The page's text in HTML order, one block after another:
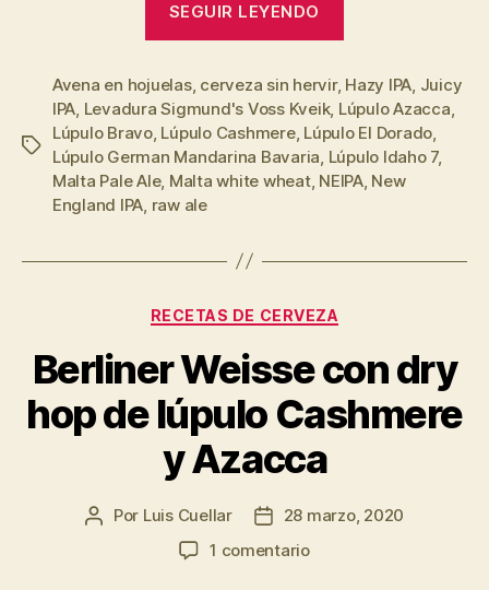
SEGUIR LEYENDO
lúpulos
Azacca,
Mandarina
Bavaria,
y
Etiquetas
Avena en hojuelas, cerveza sin hervir, Hazy IPA, Juicy
IPA, Levadura Sigmund's Voss Kveik, Lúpulo Azacca,
Lúpulo Bravo, Lúpulo Cashmere, Lúpulo El Dorado,
Lúpulo German Mandarina Bavaria, Lúpulo Idaho 7,
Malta Pale Ale, Malta white wheat, NEIPA, New
England IPA, raw ale
Categorías
RECETAS DE CERVEZA
Berliner Weisse con dry
hop de lúpulo Cashmere
y Azacca
Autor
Por Luis Cuellar
Fecha
de
28 marzo, 2020
1 comentarioen